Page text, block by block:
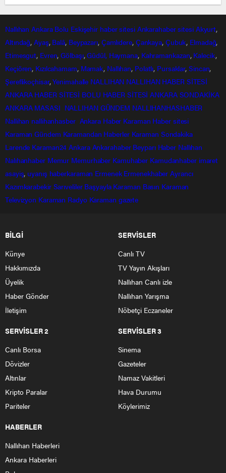
Nallıhan Ankara Bolu Eskişehir haber sitesi Ankarahabersitesi Akyurt,
Altındağ,Ayaş, Balâ, Beypazarı, Çamlıdere, Çankaya, Çubuk, Elmadağ,
Etimesgut, Evren,Gölbaşı,Güdül, Haymana, Kahramankazan, Kalecik,
Keçiören, Kızılcahamam, Mamak, Nallıhan, Polatlı, Pursaklar,Sincan,
Şereflikoçhisar,Yenimahalle NALLIHAN NALLIHAN HABER SİTESİ
ANKARA HABER SİTESİ BOLU HABER SİTESİ ANKARA SONDAKİKA
ANKARA MASASI NALLIHAN GÜNDEM NALLIHANHASHABER
Nallihan nallihanhasber Ankara Haber Karaman Haber sitesi
Karaman Gündem Karamandan Haberler Karaman Sondakika
Larende Karaman24 Ankara Ankarahaber Beyparı Haber Nallıhan
Nalıhanhaber Memur Memurhaber Kamuhaber Kamudanhaber imaret
asayiş, uyanış haberkaraman Ermenek Ermenekhaber Ayrancı
Kazımkarabekir Sarıveliler Başyayla Karaman Basın Karaman
Televizyon Karaman Radyo Karaman gazete
BİLGİ
Künye
Hakkımızda
Üyelik
Haber Gönder
İletişim
SERVİSLER
Canlı TV
TV Yayın Akışları
Nallıhan Canlı izle
Nallıhan Yarışma
Nöbetçi Eczaneler
SERVİSLER 2
Canlı Borsa
Dövizler
Altınlar
Kripto Paralar
Pariteler
SERVİSLER 3
Sinema
Gazeteler
Namaz Vakitleri
Hava Durumu
Köylerimiz
HABERLER
Nallıhan Haberleri
Ankara Haberleri